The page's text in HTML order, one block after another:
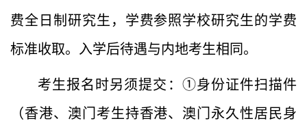
费全日制研究生，学费参照学校研究生的学费
标准收取。入学后待遇与内地考生相同。
考生报名时另须提交：①身份证件扫描件
（香港、澳门考生持香港、澳门永久性居民身